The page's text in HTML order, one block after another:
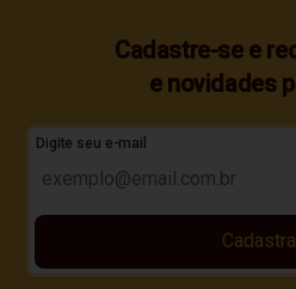
Cadastre-se e
e novidades
Digite seu e-mail